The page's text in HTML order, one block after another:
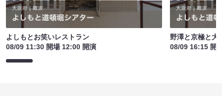
よしもとお笑いレストラン
08/09 11:30 開場 12:00 開演
野澤と京極と大
08/09 16:15 開